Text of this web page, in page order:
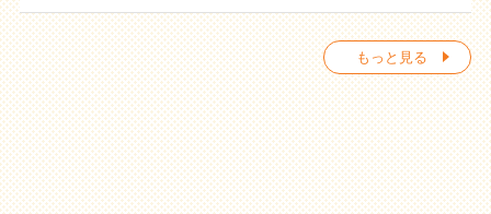
もっと見る